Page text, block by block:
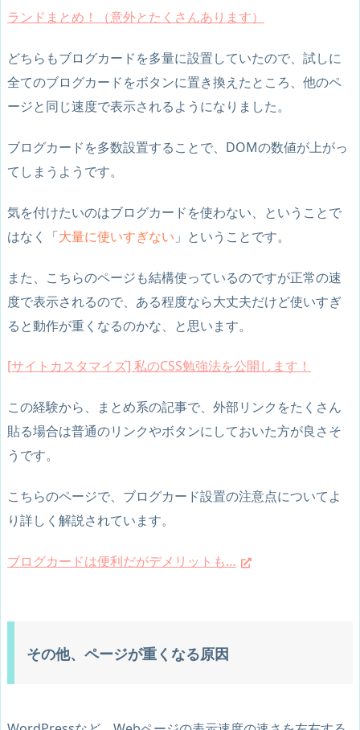
ランドまとめ！（意外とたくさんあります）
どちらもブログカードを多量に設置していたので、試しに
全てのブログカードをボタンに置き換えたところ、他のペ
ージと同じ速度で表示されるようになりました。
ブログカードを多数設置することで、DOMの数値が上がっ
てしまうようです。
気を付けたいのはブログカードを使わない、ということで
はなく「大量に使いすぎない 」ということです。
また、こちらのページも結構使っているのですが正常の速
度で表示されるので、ある程度なら大丈夫だけど使いすぎ
ると動作が重くなるのかな、と思います。
[サイトカスタマイズ] 私のCSS勉強法を公開します！
この経験から、まとめ系の記事で、外部リンクをたくさん
貼る場合は普通のリンクやボタンにしておいた方が良さそ
うです。
こちらのページで、ブログカード設置の注意点についてよ
り詳しく解説されています。
ブログカードは便利だがデメリットも…
その他、ページが重くなる原因